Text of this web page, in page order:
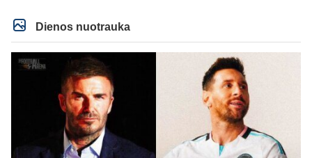
Dienos nuotrauka